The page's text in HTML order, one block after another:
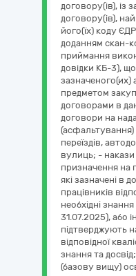
договору(ів), із
договору(ів),
його(їх) коду
доданням скан-
приймання
довідки КБ-3),
зазначеного(их)
предметом
договорами в
договори на
(асфальтування)
переїздів,
вулиць; - накази
призначення на
які зазначені в
працівників
необхідні
31.07.2025), або
підтверджують
відповідної
знання та
(базову вищу)